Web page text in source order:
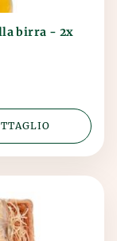
birra - 2x